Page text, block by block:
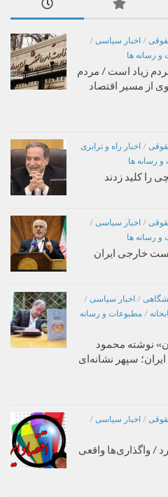
/ اخبار سیاسی /
رسانه ها
زیاد است / مردم
از مسیر اقتصاد
/ اخبار راه و ترابری
رسانه ها
را کلید زدند
/ اخبار سیاسی /
رسانه ها
خارجی ایران
/ اخبار سیاسی /
/ مطبوعات و رسانه
نوشته محمود
سپهر نشانه‌ای
/ اخبار سیاسی /
/ واگذاری‌ها واقعی